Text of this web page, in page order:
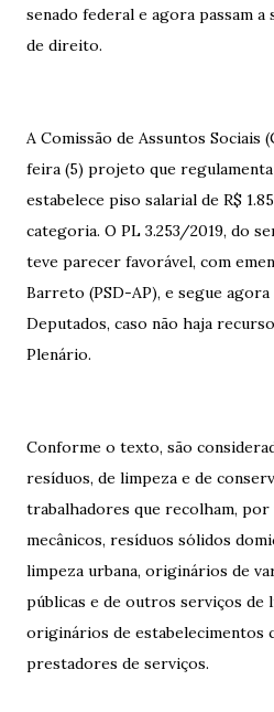
senado federal e agora passam
de direito.
A Comissão de Assuntos Sociais
feira (5) projeto que
estabelece piso salarial de R$
categoria. O PL 3.253/2019, do
teve parecer favorável, com
Barreto (PSD-AP), e segue agora
Deputados, caso não haja
Plenário.
Conforme o texto, são
resíduos, de limpeza e de
trabalhadores que recolham, por
mecânicos, resíduos sólidos
limpeza urbana, originários de
públicas e de outros serviços de
originários de estabelecimentos
prestadores de serviços.